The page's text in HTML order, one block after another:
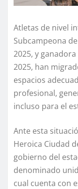
Atletas de nivel
Subcampeona
2025, y
2025, han
espacios
profesional,
incluso para el
Ante esta
Heroica Ciudad
gobierno del
denominado
cual cuenta con